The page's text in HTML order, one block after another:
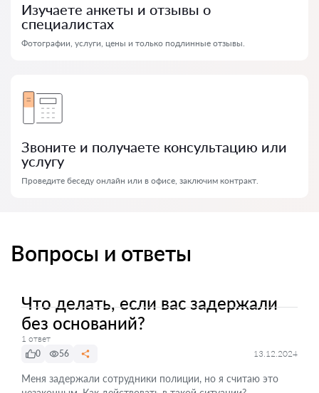
Изучаете анкеты и отзывы о
специалистах
Фотографии, услуги, цены и только подлинные отзывы.
Звоните и получаете консультацию или
услугу
Проведите беседу онлайн или в офисе, заключим контракт.
Вопросы и ответы
Что делать, если вас задержали
без оснований?
1 ответ
0
56 13.12.2024
Меня задержали сотрудники полиции, но я считаю это